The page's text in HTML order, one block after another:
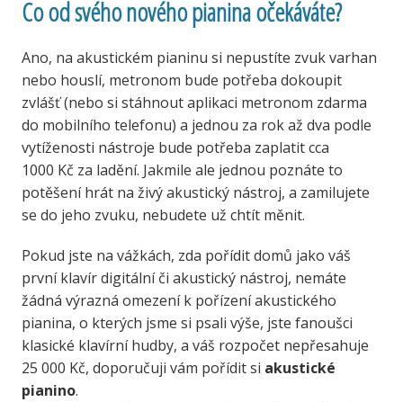
Co od svého nového pianina očekáváte?
Ano, na akustickém pianinu si nepustíte zvuk varhan
nebo houslí, metronom bude potřeba dokoupit
zvlášť (nebo si stáhnout aplikaci metronom zdarma
do mobilního telefonu) a jednou za rok až dva podle
vytíženosti nástroje bude potřeba zaplatit cca
1000 Kč za ladění. Jakmile ale jednou poznáte to
potěšení hrát na živý akustický nástroj, a zamilujete
se do jeho zvuku, nebudete už chtít měnit.
Pokud jste na vážkách, zda pořídit domů jako váš
první klavír digitální či akustický nástroj, nemáte
žádná výrazná omezení k pořízení akustického
pianina, o kterých jsme si psali výše, jste fanoušci
klasické klavírní hudby, a váš rozpočet nepřesahuje
25 000 Kč, doporučuji vám pořídit si akustické
pianino.